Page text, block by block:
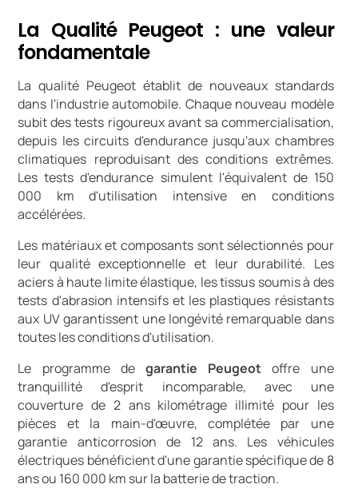
La Qualité Peugeot : une valeur
fondamentale
La qualité Peugeot établit de nouveaux standards
dans l'industrie automobile. Chaque nouveau modèle
subit des tests rigoureux avant sa commercialisation,
depuis les circuits d'endurance jusqu'aux chambres
climatiques reproduisant des conditions extrêmes.
Les tests d'endurance simulent l'équivalent de 150
000 km d'utilisation intensive en conditions
accélérées.
Les matériaux et composants sont sélectionnés pour
leur qualité exceptionnelle et leur durabilité. Les
aciers à haute limite élastique, les tissus soumis à des
tests d'abrasion intensifs et les plastiques résistants
aux UV garantissent une longévité remarquable dans
toutes les conditions d'utilisation.
Le programme de garantie Peugeot offre une
tranquillité d'esprit incomparable, avec une
couverture de 2 ans kilométrage illimité pour les
pièces et la main-d'œuvre, complétée par une
garantie anticorrosion de 12 ans. Les véhicules
électriques bénéficient d'une garantie spécifique de 8
ans ou 160 000 km sur la batterie de traction.